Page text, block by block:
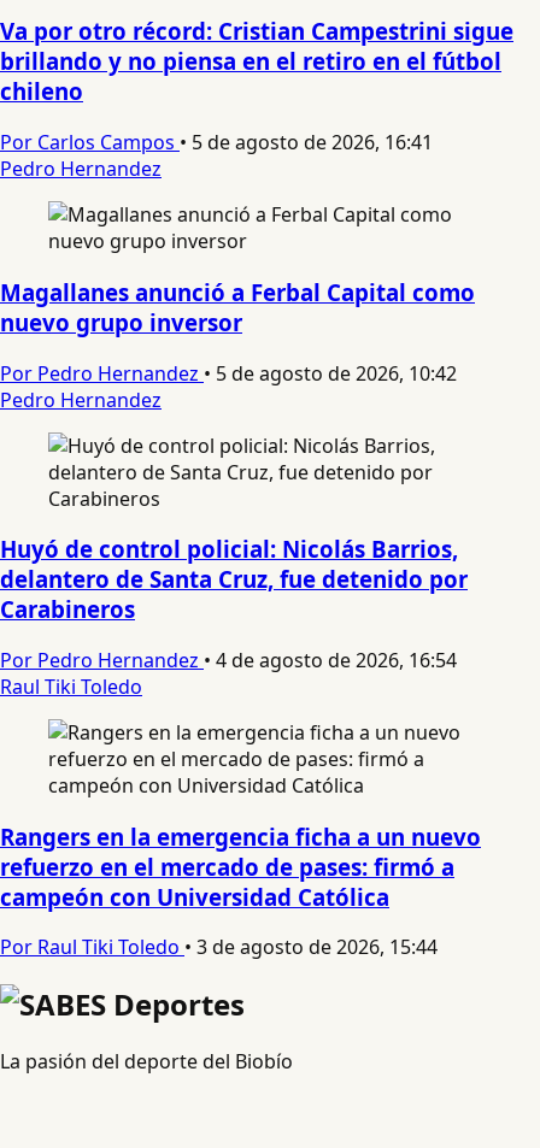
Va por otro récord: Cristian Campestrini sigue
brillando y no piensa en el retiro en el fútbol
chileno
Por Carlos Campos • 5 de agosto de 2026, 16:41
Pedro Hernandez
Magallanes anunció a Ferbal Capital como
nuevo grupo inversor
Por Pedro Hernandez • 5 de agosto de 2026, 10:42
Pedro Hernandez
Huyó de control policial: Nicolás Barrios,
delantero de Santa Cruz, fue detenido por
Carabineros
Por Pedro Hernandez • 4 de agosto de 2026, 16:54
Raul Tiki Toledo
Rangers en la emergencia ficha a un nuevo
refuerzo en el mercado de pases: firmó a
campeón con Universidad Católica
Por Raul Tiki Toledo • 3 de agosto de 2026, 15:44
La pasión del deporte del Biobío